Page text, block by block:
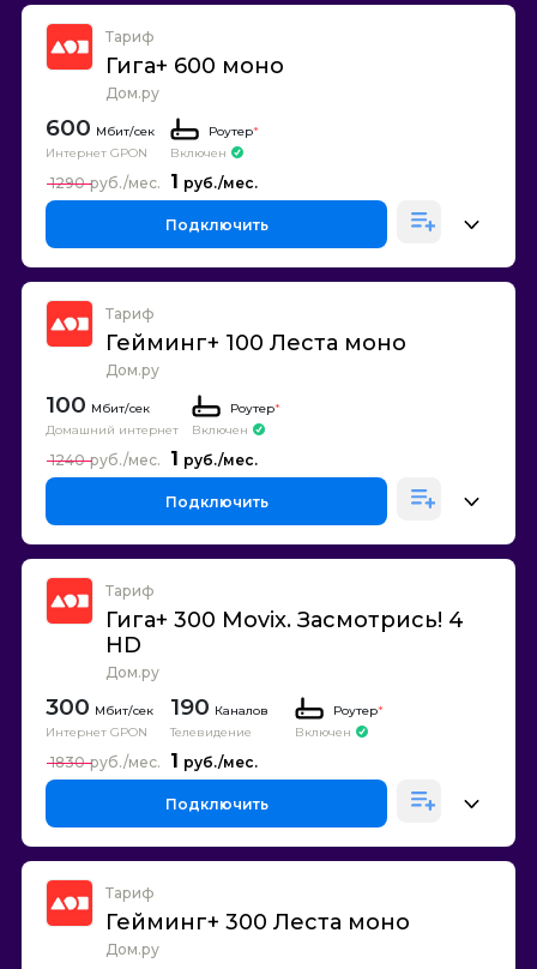
Тариф
Гига+ 600 моно
Дом.ру
600
Интернет GPON
Роутер*
Включен
1
1290
Подключить
Тариф
Гейминг+ 100 Леста моно
Дом.ру
100
Домашний интернет
Роутер*
Включен
1
1240
Подключить
Тариф
Гига+ 300 Movix. Засмотрись! 4
HD
Дом.ру
300
Интернет GPON
190 Каналов
Телевидение
Роутер*
Включен
1
1830
Подключить
Тариф
Гейминг+ 300 Леста моно
Дом.ру